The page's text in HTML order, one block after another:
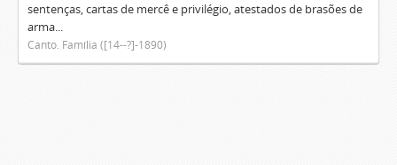
sentenças, cartas de mercê e privilégio, atestados de brasões de
arma...
Canto. Família ([14--?]-1890)